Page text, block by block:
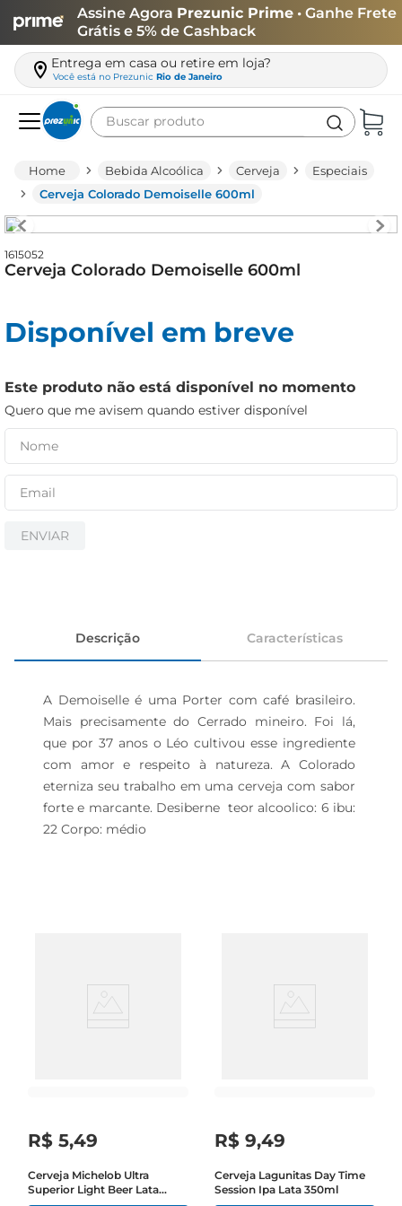
Assine Agora Prezunic Prime • Ganhe Frete
Grátis e 5% de Cashback
Entrega em casa ou retire em loja?
Você está no Prezunic Rio de Janeiro
Buscar produto
Bebida Alcoólica Cerveja
Especiais
Cerveja Colorado Demoiselle 600ml
1615052
Cerveja Colorado Demoiselle 600ml
Disponível em breve
Este produto não está disponível no momento
Quero que me avisem quando estiver disponível
ENVIAR
Descrição Características
A Demoiselle é uma Porter com café brasileiro.
Mais precisamente do Cerrado mineiro. Foi lá,
que por 37 anos o Léo cultivou esse ingrediente
com amor e respeito à natureza. A Colorado
eterniza seu trabalho em uma cerveja com sabor
forte e marcante. Desiberne  teor alcoolico: 6 ibu:
22 Corpo: médio
R$ 5,49
Cerveja Michelob Ultra
Superior Light Beer Lata
R$ 9,49
Cerveja Lagunitas Day Time
Session Ipa Lata 350ml
leite
queijo
biscoito
papel higiênico
cerveja